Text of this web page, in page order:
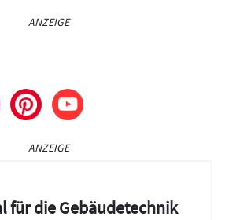
ANZEIGE
ANZEIGE
für die Gebäudetechnik